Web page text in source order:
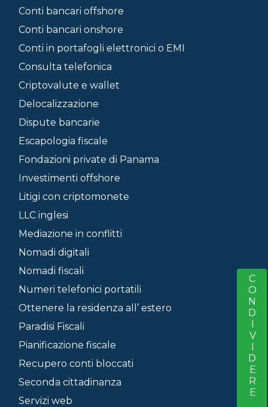
CONDIVIDERE
Conti bancari offshore
Conti bancari onshore
Conti in portafogli elettronici o EMI
Consulta telefonica
Criptovalute e wallet
Delocalizzazione
Dispute bancarie
Escapologia fiscale
Fondazioni private di Panama
Investimenti offshore
Litigi con criptomonete
LLC inglesi
Mediazione in conflitti
Nomadi digitali
Nomadi fiscali
Numeri telefonici portatili
Ottenere la residenza all’ estero
Paradisi Fiscali
Pianificazione fiscale
Recupero conti bloccati
Seconda cittadinanza
Servizi web